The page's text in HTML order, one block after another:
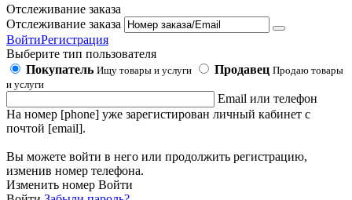
Отслеживание заказа
Отслеживание заказа
ВойтиРегистрация
Выберите тип пользователя
Покупатель Ищу товары и услуги Продавец Продаю товары
и услуги
Email или телефон
На номер [phone] уже зарегистирован личный кабинет с
почтой [email].
Вы можете войти в него или продолжить регистрацию,
изменив номер телефона.
Изменить номер Войти